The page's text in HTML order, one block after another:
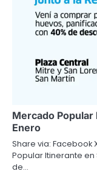
Mercado
Enero
Share via: Facebook
Popular Itinerante en
de…